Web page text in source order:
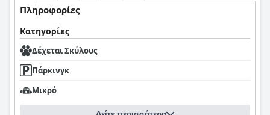
Πληροφορίες
Κατηγορίες
Δέχεται Σκύλους
Πάρκινγκ
Μικρό